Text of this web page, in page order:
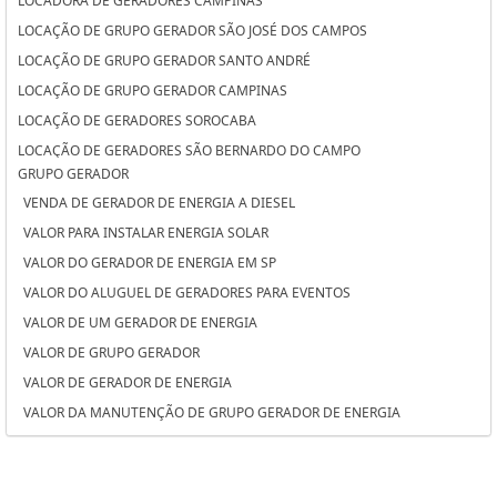
LOCAÇÃO DE GRUPO GERADOR SÃO JOSÉ DOS CAMPOS
LOCAÇÃO DE GRUPO GERADOR SANTO ANDRÉ
LOCAÇÃO DE GRUPO GERADOR CAMPINAS
LOCAÇÃO DE GERADORES SOROCABA
LOCAÇÃO DE GERADORES SÃO BERNARDO DO CAMPO
LOCAÇÃO DE GERADORES PARA CASAMENTO SOROCABA
LOCAÇÃO DE GERADORES PARA CASAMENTO SÃO BERNARDO DO
CAMPO
LOCAÇÃO DE GERADORES PARA CASAMENTO OSASCO
LOCAÇÃO DE GERADORES OSASCO
LOCAÇÃO DE GERADORES DE ENERGIA SÃO JOSÉ DOS CAMPOS
LOCAÇÃO DE GERADORES DE ENERGIA SANTO ANDRÉ
LOCAÇÃO DE GERADORES DE ENERGIA A DIESEL SOROCABA
LOCAÇÃO DE GERADORES DE ENERGIA A DIESEL SÃO BERNARDO DO
GRUPO GERADOR
VENDA DE GERADOR DE ENERGIA A DIESEL
VALOR PARA INSTALAR ENERGIA SOLAR
VALOR DO GERADOR DE ENERGIA EM SP
VALOR DO ALUGUEL DE GERADORES PARA EVENTOS
VALOR DE UM GERADOR DE ENERGIA
VALOR DE GRUPO GERADOR
VALOR DE GERADOR DE ENERGIA
VALOR DA MANUTENÇÃO DE GRUPO GERADOR DE ENERGIA
VALOR ALUGUEL GERADOR